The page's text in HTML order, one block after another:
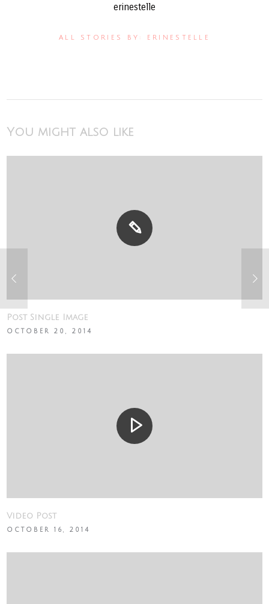
erinestelle
ALL STORIES BY: ERINESTELLE
You might also like
Post Single Image
OCTOBER 20, 2014
Video Post
OCTOBER 16, 2014